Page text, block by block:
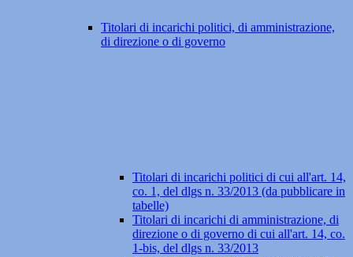
Titolari di incarichi politici, di amministrazione,
di direzione o di governo
Titolari di incarichi politici di cui all'art. 14,
co. 1, del dlgs n. 33/2013 (da pubblicare in
tabelle)
Titolari di incarichi di amministrazione, di
direzione o di governo di cui all'art. 14, co.
1-bis, del dlgs n. 33/2013